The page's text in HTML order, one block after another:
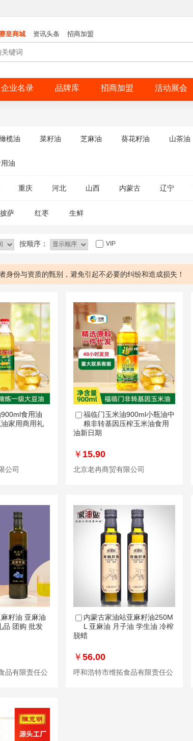
皇商城 资讯头条 招商加盟
企业名录 品牌库 招商加盟 活动展会
榄油 菜籽油 芝麻油 葵花籽油 山茶油
油
重庆 河北 山西 内蒙古 辽宁
披萨 红枣 生鲜
按顺序： VIP
身份与资质的甄别，避免引起不必要的纠纷和造成损失！
食用油
家用商用礼
公司
福临门玉米油900ml小瓶油中
粮非转基因压榨玉米油食用
油新日期
￥ 15.90
北京老冉商贸有限公司
籽油 亚麻油
品 团购 批发
品有限责任公
内蒙古家油站亚麻籽油250M
L 亚麻油 月子油 学生油 冷榨
脱蜡
￥ 56.00
呼和浩特市维拓食品有限责任公